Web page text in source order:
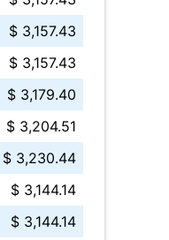
$ 3,157.43
$ 3,157.43
$ 3,179.40
$ 3,204.51
$ 3,230.44
$ 3,144.14
$ 3,144.14